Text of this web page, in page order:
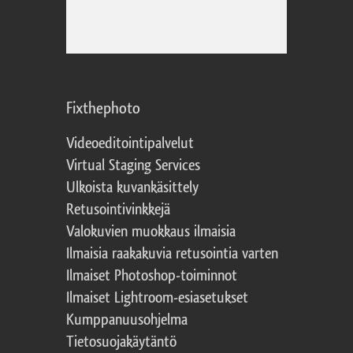
Fixthephoto
Videoeditointipalvelut
Virtual Staging Services
Ulkoista kuvankäsittely
Retusointivinkkejä
Valokuvien muokkaus ilmaisia
Ilmaisia raakakuvia retusointia varten
Ilmaiset Photoshop-toiminnot
Ilmaiset Lightroom-esiasetukset
Kumppanuusohjelma
Tietosuojakäytäntö